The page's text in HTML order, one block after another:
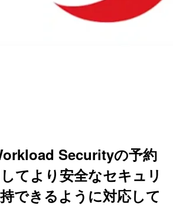
Securityの予約
てより安全なセキュリ
できるように対応して